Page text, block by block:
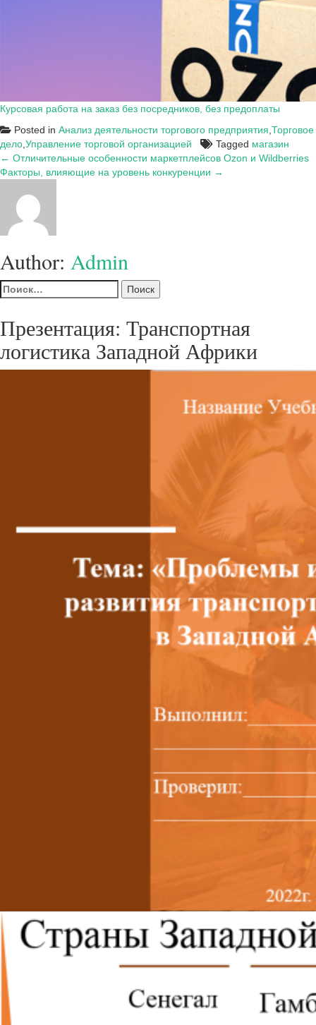
Курсовая работа на заказ без посредников, без предоплаты
Posted in Анализ деятельности торгового предприятия Торговое
дело Управление торговой организацией Tagged магазин
Навигация
по
записям
← Отличительные особенности маркетплейсов Ozon и Wildberries
Факторы, влияющие на уровень конкуренции →
Author: Admin
Найти:
Презентация: Транспортная
логистика Западной Африки